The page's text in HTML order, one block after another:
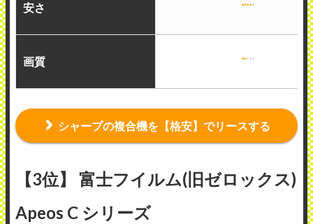
安さ
画質
シャープの複合機を【格安】でリースする
【3位】 富士フイルム(旧ゼロックス)
Apeos C シリーズ